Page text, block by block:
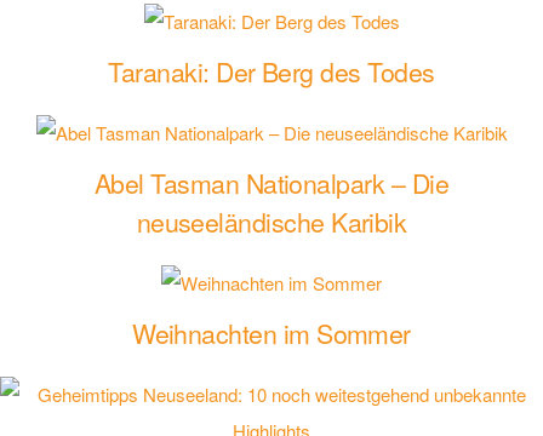
Taranaki: Der Berg des Todes
Abel Tasman Nationalpark – Die
neuseeländische Karibik
Weihnachten im Sommer